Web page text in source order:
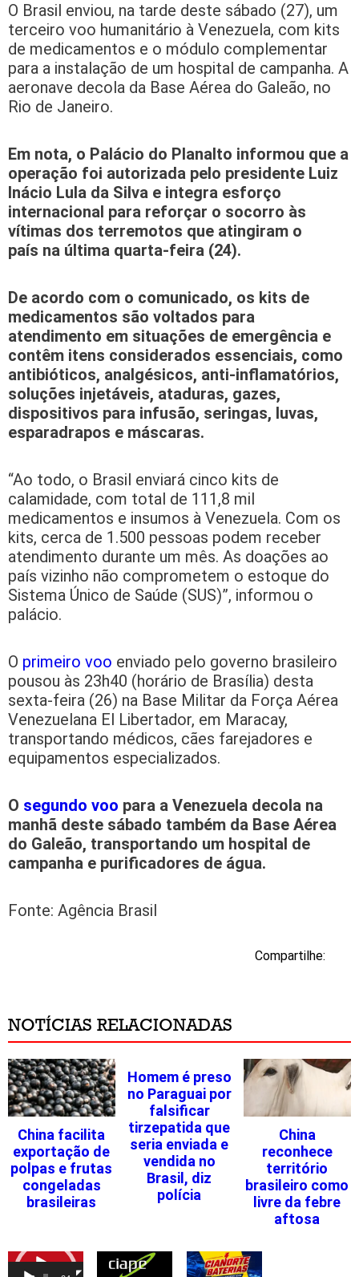
O Brasil enviou, na tarde deste sábado (27), um
terceiro voo humanitário à Venezuela, com kits
de medicamentos e o módulo complementar
para a instalação de um hospital de campanha. A
aeronave decola da Base Aérea do Galeão, no
Rio de Janeiro.
Em nota, o Palácio do Planalto informou que a
operação foi autorizada pelo presidente Luiz
Inácio Lula da Silva e integra esforço
internacional para reforçar o socorro às
vítimas dos terremotos que atingiram o
país na última quarta-feira (24).
De acordo com o comunicado, os kits de
medicamentos são voltados para
atendimento em situações de emergência e
contêm itens considerados essenciais, como
antibióticos, analgésicos, anti-inflamatórios,
soluções injetáveis, ataduras, gazes,
dispositivos para infusão, seringas, luvas,
esparadrapos e máscaras.
“Ao todo, o Brasil enviará cinco kits de
calamidade, com total de 111,8 mil
medicamentos e insumos à Venezuela. Com os
kits, cerca de 1.500 pessoas podem receber
atendimento durante um mês. As doações ao
país vizinho não comprometem o estoque do
Sistema Único de Saúde (SUS)”, informou o
palácio.
O primeiro voo enviado pelo governo brasileiro
pousou às 23h40 (horário de Brasília) desta
sexta-feira (26) na Base Militar da Força Aérea
Venezuelana El Libertador, em Maracay,
transportando médicos, cães farejadores e
equipamentos especializados.
O segundo voo para a Venezuela decola na
manhã deste sábado também da Base Aérea
do Galeão, transportando um hospital de
campanha e purificadores de água.
Fonte: Agência Brasil
Compartilhe:
NOTÍCIAS RELACIONADAS
China facilita
exportação de
polpas e frutas
congeladas
brasileiras
Homem é preso
no Paraguai por
falsificar
tirzepatida que
seria enviada e
vendida no
Brasil, diz
polícia
China
reconhece
território
brasileiro como
livre da febre
aftosa
Tocador